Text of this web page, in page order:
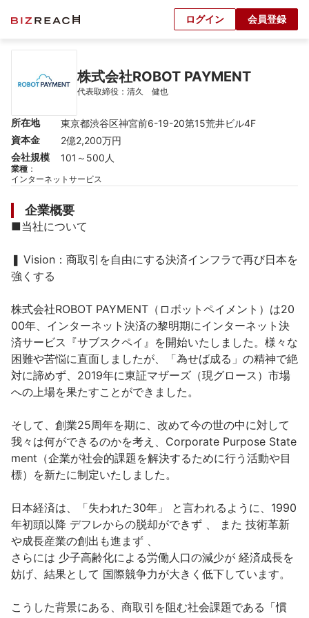
ログイン 会員登録
株式会社ROBOT PAYMENT
代表取締役：清久　健也
所在地
東京都渋谷区神宮前6-19-20第15荒井ビル4F
資本金
2億2,200万円
会社規模
101～500人
業種 ：
インターネットサービス
企業概要
■当社について
❚ Vision：商取引を自由にする決済インフラで再び日本を
強くする
株式会社ROBOT PAYMENT（ロボットペイメント）は20
00年、インターネット決済の黎明期にインターネット決
済サービス『サブスクペイ』を開始いたしました。様々な
困難や苦悩に直面しましたが、「為せば成る」の精神で絶
対に諦めず、2019年に東証マザーズ（現グロース）市場
への上場を果たすことができました。
そして、創業25周年を期に、改めて今の世の中に対して
我々は何ができるのかを考え、Corporate Purpose State
ment（企業が社会的課題を解決するために行う活動や目
標）を新たに制定いたしました。
日本経済は、「失われた30年」 と言われるように、1990
年初頭以降 デフレからの脱却ができず 、 また 技術革新
や成長産業の創出も進まず 、
さらには 少子高齢化による労働人口の減少が 経済成長を
妨げ、結果として 国際競争力が大きく低下しています。
こうした背景にある、商取引を阻む社会課題である「慣